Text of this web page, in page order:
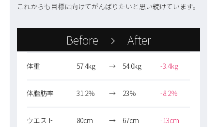
これからも目標に向けてがんばりたいと思い続けています。
Before After
体重 57.4kg → 54.0kg -3.4kg
体脂肪率 31.2％ → 23％ -8.2％
ウエスト 80cm → 67cm -13cm